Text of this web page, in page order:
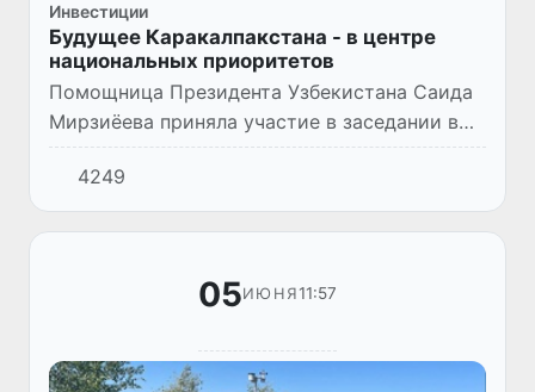
Инвестиции
Будущее Каракалпакстана - в центре
национальных приоритетов
Помощница Президента Узбекистана Саида
Мирзиёева приняла участие в заседании в
рамках IV Ташкентского международного
инвестиционного форума.
4249
05ИЮНЯ11:57